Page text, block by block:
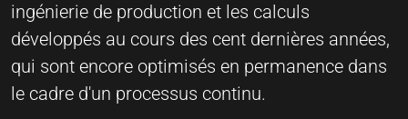
ingénierie de production et les calculs
développés au cours des cent dernières années,
qui sont encore optimisés en permanence dans
le cadre d'un processus continu.